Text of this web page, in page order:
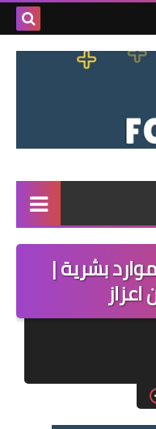
بحث
عمل داخل سوريا
عمل في العراق
في اليمن
بشرية |